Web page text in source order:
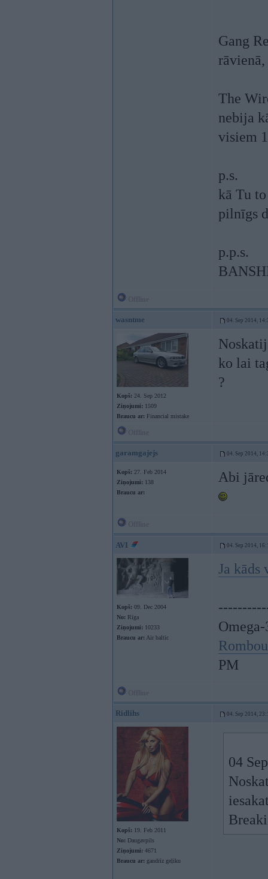
Gang
The
nebija
visiem
p.s.
kā Tu
pilnīgs
p.p.s.
wasntme 04. Sep 2014,
Kopš: 24. Sep 2012
Ziņojumi: 1509
Braucu ar: Financial mistake
ko lai
?
garamgajejs 04. Sep 2014,
Kopš: 27. Feb 2014
Ziņojumi: 138
Braucu ar:
Abi
AVI 04. Sep 2014,
Kopš: 09. Dec 2004
No: Rīga
Ziņojumi: 10233
Braucu ar: Air baltic
Ja kāds
PM
Ridlihs 04. Sep 2014,
Kopš: 19. Feb 2011
No: Daugavpils
Ziņojumi: 4671
Braucu ar: gandrīz geļiku
04